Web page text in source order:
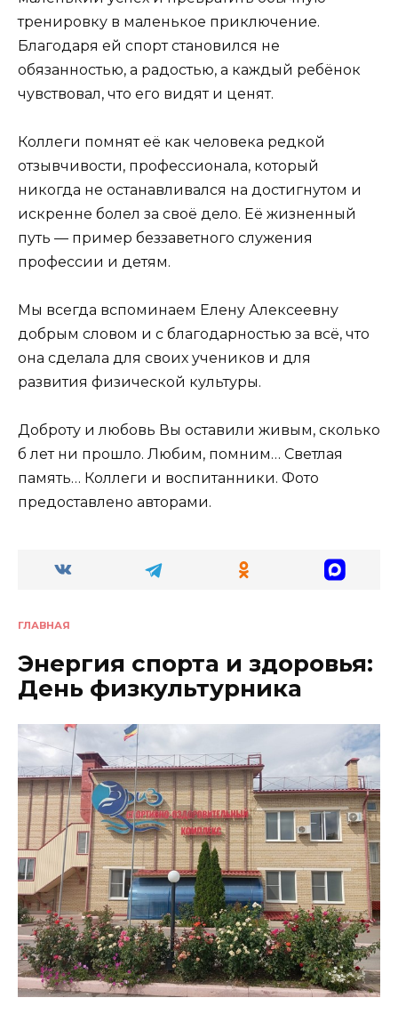
тренировку в маленькое приключение.
Благодаря ей спорт становился не
обязанностью, а радостью, а каждый ребёнок
чувствовал, что его видят и ценят.
Коллеги помнят её как человека редкой
отзывчивости, профессионала, который
никогда не останавливался на достигнутом и
искренне болел за своё дело. Её жизненный
путь — пример беззаветного служения
профессии и детям.
Мы всегда вспоминаем Елену Алексеевну
добрым словом и с благодарностью за всё, что
она сделала для своих учеников и для
развития физической культуры.
Доброту и любовь Вы оставили живым, сколько
б лет ни прошло. Любим, помним… Светлая
память… Коллеги и воспитанники. Фото
предоставлено авторами.
ГЛАВНАЯ
Энергия спорта и здоровья:
День физкультурника